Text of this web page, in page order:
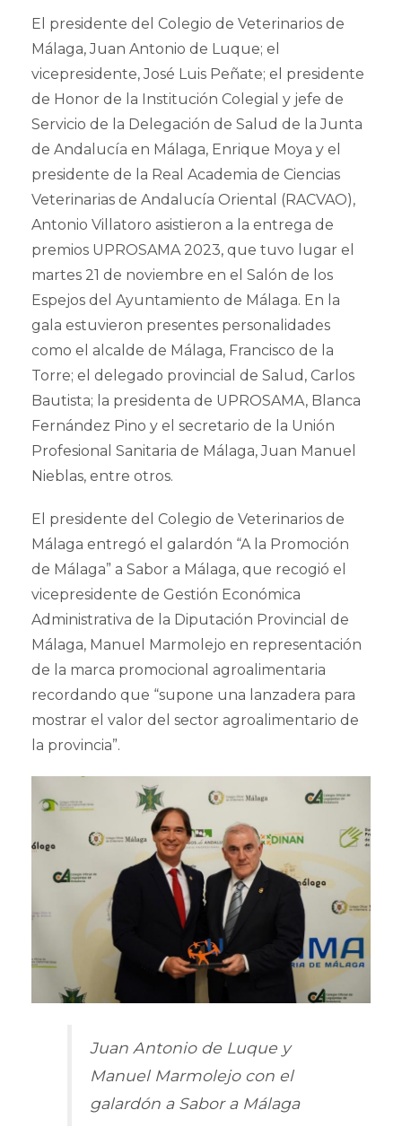
El presidente del Colegio de Veterinarios de
Málaga, Juan Antonio de Luque; el
vicepresidente, José Luis Peñate; el presidente
de Honor de la Institución Colegial y jefe de
Servicio de la Delegación de Salud de la Junta
de Andalucía en Málaga, Enrique Moya y el
presidente de la Real Academia de Ciencias
Veterinarias de Andalucía Oriental (RACVAO),
Antonio Villatoro asistieron a la entrega de
premios UPROSAMA 2023, que tuvo lugar el
martes 21 de noviembre en el Salón de los
Espejos del Ayuntamiento de Málaga. En la
gala estuvieron presentes personalidades
como el alcalde de Málaga, Francisco de la
Torre; el delegado provincial de Salud, Carlos
Bautista; la presidenta de UPROSAMA, Blanca
Fernández Pino y el secretario de la Unión
Profesional Sanitaria de Málaga, Juan Manuel
Nieblas, entre otros.
El presidente del Colegio de Veterinarios de
Málaga entregó el galardón “A la Promoción
de Málaga” a Sabor a Málaga, que recogió el
vicepresidente de Gestión Económica
Administrativa de la Diputación Provincial de
Málaga, Manuel Marmolejo en representación
de la marca promocional agroalimentaria
recordando que “supone una lanzadera para
mostrar el valor del sector agroalimentario de
la provincia”.
Juan Antonio de Luque y
Manuel Marmolejo con el
galardón a Sabor a Málaga